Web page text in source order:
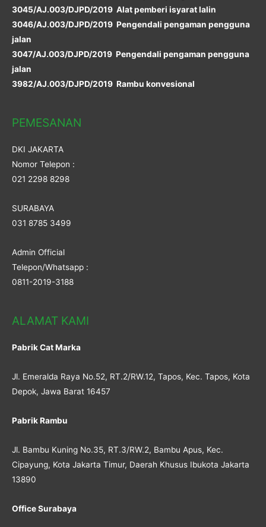
3045/AJ.003/DJPD/2019 Alat pemberi isyarat lalin
3046/AJ.003/DJPD/2019 Pengendali pengaman pengguna
jalan
3047/AJ.003/DJPD/2019 Pengendali pengaman pengguna
jalan
3982/AJ.003/DJPD/2019 Rambu konvesional
PEMESANAN
DKI JAKARTA
Nomor Telepon :
021 2298 8298
SURABAYA
031 8785 3499
Admin Official
Telepon/Whatsapp :
0811-2019-3188
ALAMAT KAMI
Pabrik Cat Marka
Jl. Emeralda Raya No.52, RT.2/RW.12, Tapos, Kec. Tapos, Kota
Depok, Jawa Barat 16457
Pabrik Rambu
Jl. Bambu Kuning No.35, RT.3/RW.2, Bambu Apus, Kec.
Cipayung, Kota Jakarta Timur, Daerah Khusus Ibukota Jakarta
13890
Office Surabaya